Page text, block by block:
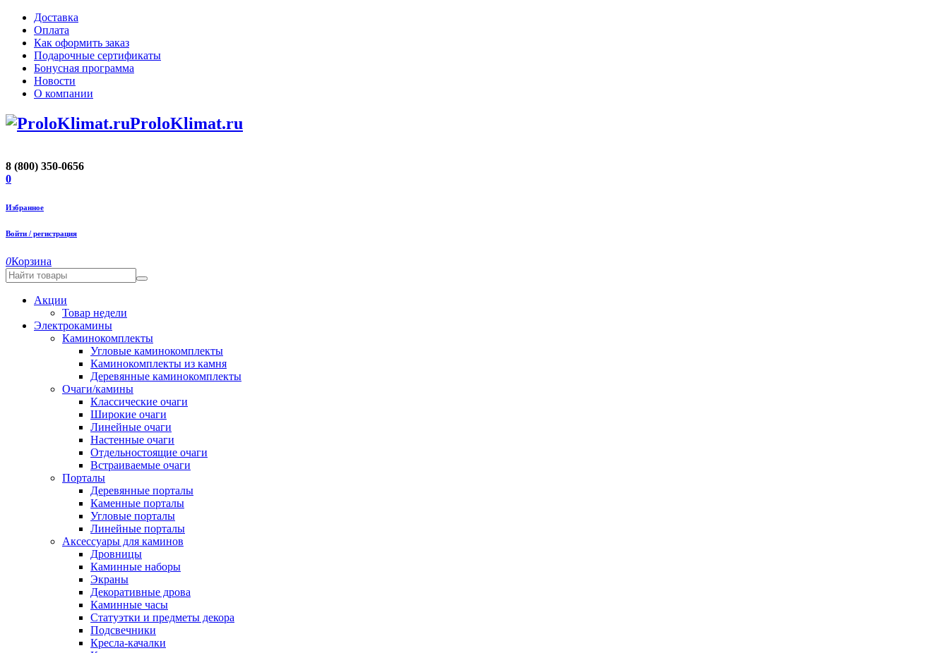
Доставка
Оплата
Как оформить заказ
Подарочные сертификаты
Бонусная программа
Новости
О компании
ProloKlimat.ru
8 (800) 350-0656
0
Избранное
Войти / регистрация
0Корзина
Акции
Товар недели
Электрокамины
Каминокомплекты
Угловые каминокомплекты
Каминокомплекты из камня
Деревянные каминокомплекты
Очаги/камины
Классические очаги
Широкие очаги
Линейные очаги
Настенные очаги
Отдельностоящие очаги
Встраиваемые очаги
Порталы
Деревянные порталы
Каменные порталы
Угловые порталы
Линейные порталы
Аксессуары для каминов
Дровницы
Каминные наборы
Экраны
Декоративные дрова
Каминные часы
Статуэтки и предметы декора
Подсвечники
Кресла-качалки